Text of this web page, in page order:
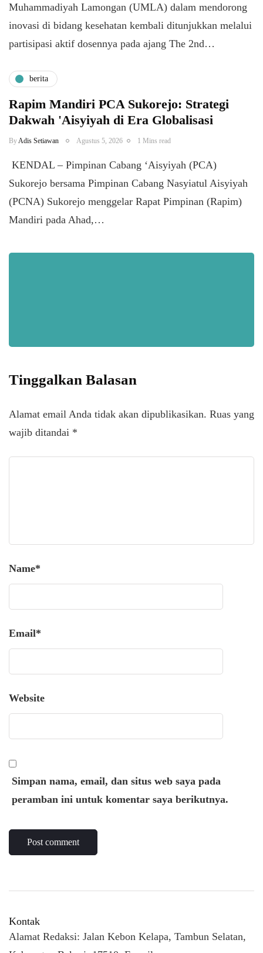
Muhammadiyah Lamongan (UMLA) dalam mendorong
inovasi di bidang kesehatan kembali ditunjukkan melalui
partisipasi aktif dosennya pada ajang The 2nd…
berita
Rapim Mandiri PCA Sukorejo: Strategi
Dakwah 'Aisyiyah di Era Globalisasi
By Adis Setiawan Agustus 5, 2026 1 Mins read
​ KENDAL – Pimpinan Cabang ‘Aisyiyah (PCA)
Sukorejo bersama Pimpinan Cabang Nasyiatul Aisyiyah
(PCNA) Sukorejo menggelar Rapat Pimpinan (Rapim)
Mandiri pada Ahad,…
Tinggalkan Balasan
Alamat email Anda tidak akan dipublikasikan. Ruas yang
wajib ditandai *
Name*
Email*
Website
Simpan nama, email, dan situs web saya pada
peramban ini untuk komentar saya berikutnya.
Kontak
Alamat Redaksi: Jalan Kebon Kelapa, Tambun Selatan,